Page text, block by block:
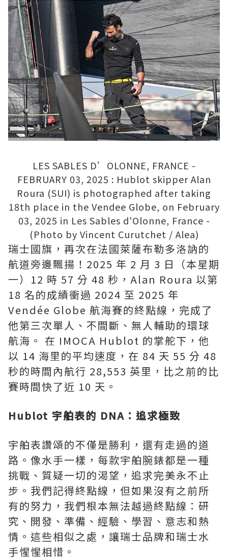
LES SABLES D’OLONNE, FRANCE -
FEBRUARY 03, 2025 : Hublot skipper Alan
Roura (SUI) is photographed after taking
18th place in the Vendee Globe, on February
03, 2025 in Les Sables d'Olonne, France -
(Photo by Vincent Curutchet / Alea)
瑞士國旗，再次在法國萊薩布勒多洛訥的
航道旁邊飄揚！2025 年 2 月 3 日（本星期
一）12 時 57 分 48 秒，Alan Roura 以第
18 名的成績衝過 2024 至 2025 年
Vendée Globe 航海賽的終點線，完成了
他第三次單人、不間斷、無人輔助的環球
航海。 在 IMOCA Hublot 的掌舵下，他
以 14 海里的平均速度，在 84 天 55 分 48
秒的時間內航行 28,553 英里，比之前的比
賽時間快了近 10 天。
Hublot 宇舶表的 DNA：追求極致
宇舶表讚頌的不僅是勝利，還有走過的道
路。像水手一樣，每款宇舶腕錶都是一種
挑戰、質疑一切的渴望，追求完美永不止
步。我們記得終點線，但如果沒有之前所
有的努力，我們根本無法越過終點線：研
究、開發、準備、經驗、學習、意志和熱
情。這些相似之處，讓瑞士品牌和瑞士水
手惺惺相惜。